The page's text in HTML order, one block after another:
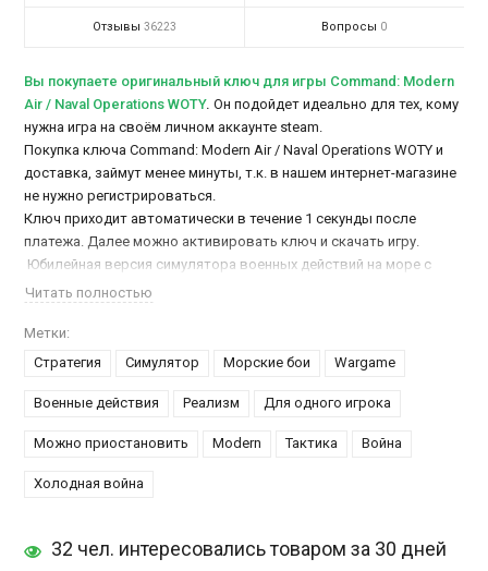
Отзывы 36223 Вопросы 0
Вы покупаете оригинальный ключ для игры Command: Modern
Air / Naval Operations WOTY. Он подойдет идеально для тех, кому
нужна игра на своём личном аккаунте steam.
Покупка ключа Command: Modern Air / Naval Operations WOTY и
доставка, займут менее минуты, т.к. в нашем интернет-магазине
не нужно регистрироваться.
Ключ приходит автоматически в течение 1 секунды после
платежа. Далее можно активировать ключ и скачать игру.
Юбилейная версия симулятора военных действий на море с
участием воздушных сил, кораблей и подводных лодок,
Кроме оригинального варианта игры, сюда были включены
сценарии пользователей, выбранные разработчиками в
интеллект, мультиплеер и игровая механика.
Если симуляторы Вам не интересны, тогда советуем
Читать полностью
Метки:
Стратегия
Симулятор Морские бои Wargame
Военные действия Реализм Для одного игрока
Можно приостановить Modern Тактика Война
Холодная война
32 чел. интересовались товаром за 30 дней